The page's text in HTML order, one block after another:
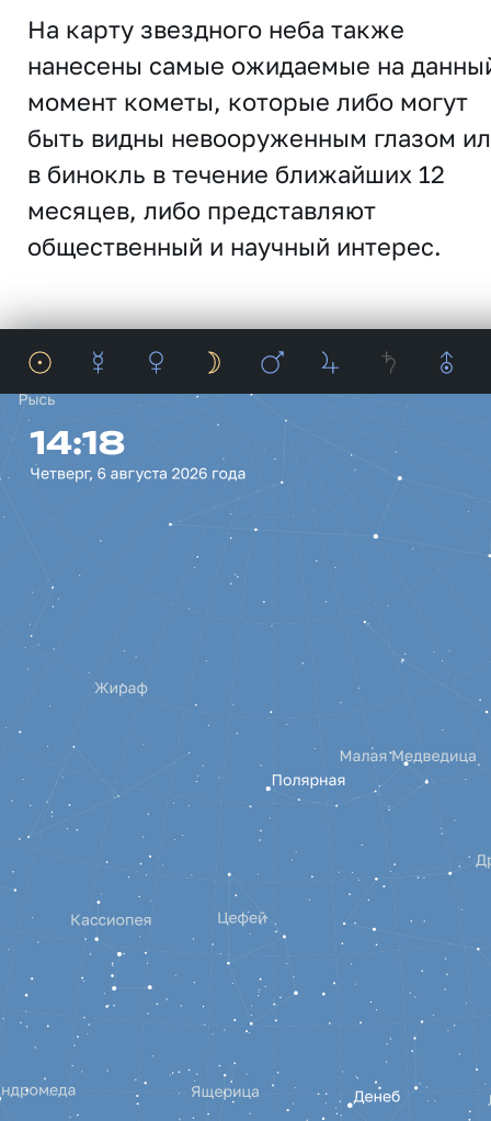
На карту звездного неба также
нанесены самые ожидаемые на
момент кометы, которые либо могут
быть видны невооруженным глазом
в бинокль в течение ближайших 12
месяцев, либо представляют
общественный и научный интерес.